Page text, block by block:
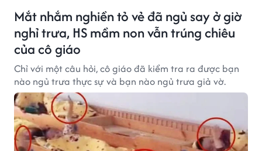
Mắt nhắm nghiền tỏ vẻ đã ngủ say ở giờ
nghỉ trưa, HS mầm non vẫn trúng chiêu
của cô giáo
Chỉ với một câu hỏi, cô giáo đã kiểm tra ra được bạn
nào ngủ trưa thực sự và bạn nào ngủ trưa giả vờ.